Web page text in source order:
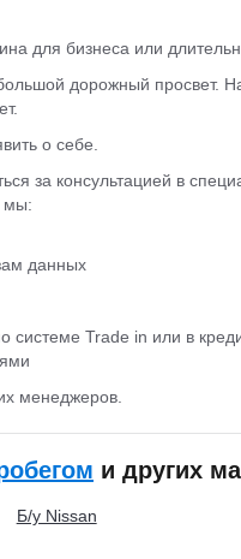
для бизнеса или
дорожный просвет.
о себе.
за консультацией в
мы:
данных
системе Trade in или в
менеджеров.
и других
Б/у Nissan